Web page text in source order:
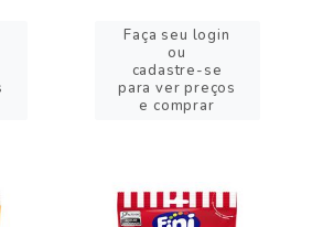
Faça seu login
ou
cadastre-se
para ver preços
e comprar